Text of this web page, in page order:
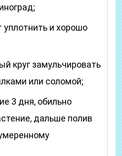
уплотнить и хорошо
круг замульчировать
или соломой;
3 дня, обильно
дальше полив